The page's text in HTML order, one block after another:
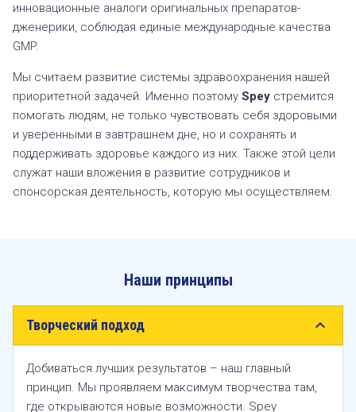
инновационные аналоги оригинальных препаратов-
дженерики, соблюдая единые международные качества
GMP.
Мы считаем развитие системы здравоохранения нашей
приоритетной задачей. Именно поэтому Spey стремится
помогать людям, не только чувствовать себя здоровыми
и уверенными в завтрашнем дне, но и сохранять и
поддерживать здоровье каждого из них. Также этой цели
служат наши вложения в развитие сотрудников и
спонсорская деятельность, которую мы осуществляем.
Наши принципы
Творческий подход expand_more
Добиваться лучших результатов – наш главный
принцип. Мы проявляем максимум творчества там,
где открываются новые возможности. Spey